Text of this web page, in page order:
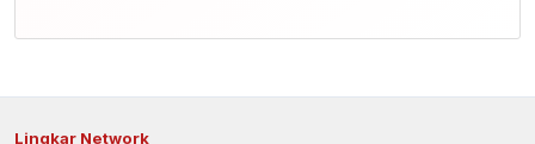
Lingkar Network